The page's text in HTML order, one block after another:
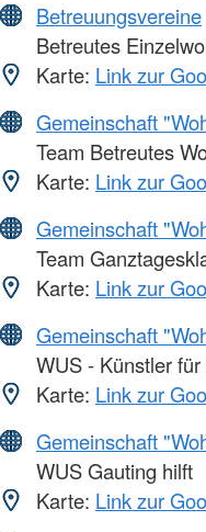
Betreuungsvereine
Betreutes
Karte: Link zur
Gemeinschaft
Team Betreutes
Karte: Link zur
Gemeinschaft
Team
Karte: Link zur
Gemeinschaft
WUS - Künstler
Karte: Link zur
Gemeinschaft
WUS Gauting hilft
Karte: Link zur